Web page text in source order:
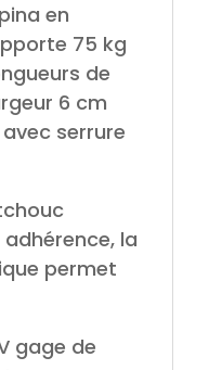
en
75 kg
de
6 cm
serrure
la
permet
gage de